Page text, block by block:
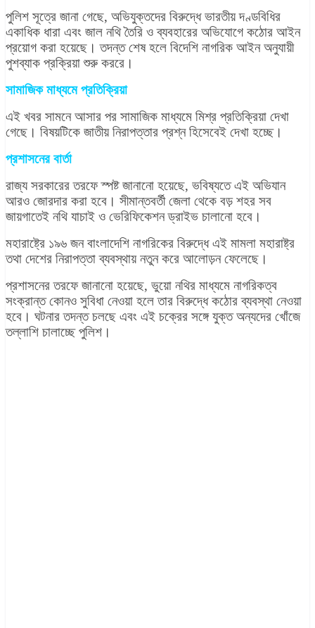
পুলিশ সূত্রে জানা গেছে, অভিযুক্তদের বিরুদ্ধে ভারতীয় দণ্ডবিধির
একাধিক ধারা এবং জাল নথি তৈরি ও ব্যবহারের অভিযোগে কঠোর আইন
প্রয়োগ করা হয়েছে। তদন্ত শেষ হলে বিদেশি নাগরিক আইন অনুযায়ী
পুশব্যাক প্রক্রিয়া শুরু কররে।
সামাজিক মাধ্যমে প্রতিক্রিয়া
এই খবর সামনে আসার পর সামাজিক মাধ্যমে মিশ্র প্রতিক্রিয়া দেখা
গেছে। বিষয়টিকে জাতীয় নিরাপত্তার প্রশ্ন হিসেবেই দেখা হচ্ছে।
প্রশাসনের বার্তা
রাজ্য সরকারের তরফে স্পষ্ট জানানো হয়েছে, ভবিষ্যতে এই অভিযান
আরও জোরদার করা হবে। সীমান্তবর্তী জেলা থেকে বড় শহর সব
জায়গাতেই নথি যাচাই ও ভেরিফিকেশন ড্রাইভ চালানো হবে।
মহারাষ্ট্রে ১৯৬ জন বাংলাদেশি নাগরিকের বিরুদ্ধে এই মামলা মহারাষ্ট্র
তথা দেশের নিরাপত্তা ব্যবস্থায় নতুন করে আলোড়ন ফেলেছে।
প্রশাসনের তরফে জানানো হয়েছে, ভুয়ো নথির মাধ্যমে নাগরিকত্ব
সংক্রান্ত কোনও সুবিধা নেওয়া হলে তার বিরুদ্ধে কঠোর ব্যবস্থা নেওয়া
হবে। ঘটনার তদন্ত চলছে এবং এই চক্রের সঙ্গে যুক্ত অন্যদের খোঁজে
তল্লাশি চালাচ্ছে পুলিশ।